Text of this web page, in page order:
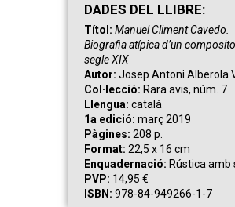
DADES DEL LLIBRE:
Títol: Manuel Climent Cavedo.
Biografia atípica d’un
segle XIX
Autor: Josep Antoni Alberola
Col·lecció: Rara avis, núm. 7
Llengua: català
1a edició: març 2019
Pàgines: 208 p.
Format: 22,5 x 16 cm
Enquadernació: Rústica amb
PVP: 14,95 €
ISBN: 978-84-949266-1-7